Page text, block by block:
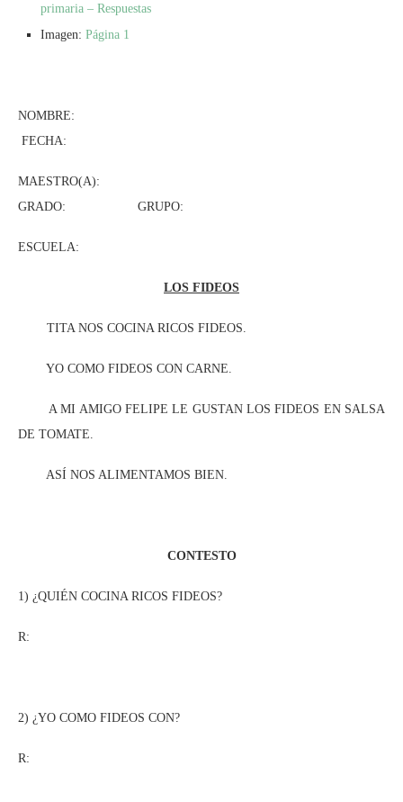
primaria – Respuestas
Imagen: Página 1
NOMBRE:
FECHA:
MAESTRO(A):
GRADO: GRUPO:
ESCUELA:
LOS FIDEOS
TITA NOS COCINA RICOS FIDEOS.
YO COMO FIDEOS CON CARNE.
A MI AMIGO FELIPE LE GUSTAN LOS FIDEOS EN SALSA
DE TOMATE.
ASÍ NOS ALIMENTAMOS BIEN.
CONTESTO
1) ¿QUIÉN COCINA RICOS FIDEOS?
R:
2) ¿YO COMO FIDEOS CON?
R: